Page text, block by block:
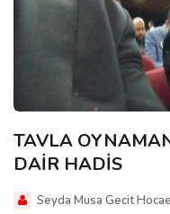
TAVLA
DAİR HADİS
Seyda Musa Gecit